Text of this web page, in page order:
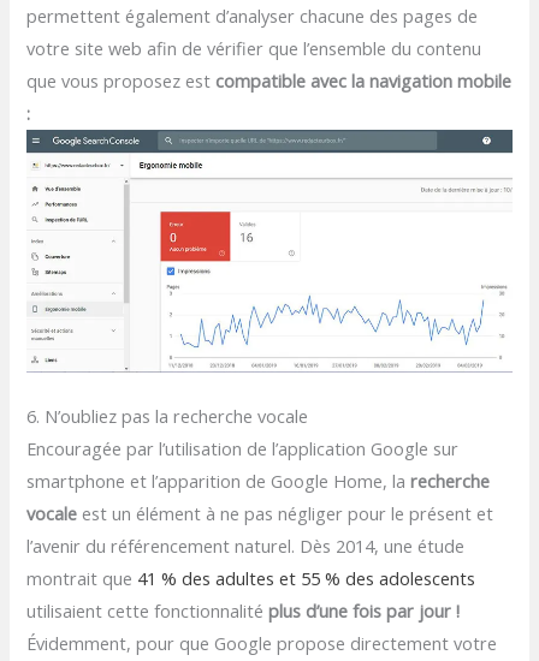
permettent également d’analyser chacune des pages de
votre site web afin de vérifier que l’ensemble du contenu
que vous proposez est compatible avec la navigation mobile
:
6. N’oubliez pas la recherche vocale
Encouragée par l’utilisation de l’application Google sur
smartphone et l’apparition de Google Home, larecherche
vocale est un élément à ne pas négliger pour le présent et
l’avenir du référencement naturel. Dès 2014, une étude
montrait que 41 % des adultes et 55 % des adolescents
utilisaient cette fonctionnalitéplus d’une fois par jour !
Évidemment, pour que Google propose directement votre